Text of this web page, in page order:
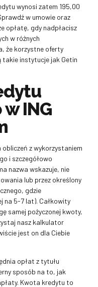
wynosi zatem 195,00
w umowie oraz
opłatę, gdy nadpłacisz
w różnych
że korzystne oferty
instytucje jak Getin
ING
z wykorzystaniem
i szczegółowo
nazwa wskazuje, nie
lub przez określony
gdzie
na 5-7 lat). Całkowity
samej pożyczonej kwoty,
nasz kalkulator
jest on dla Ciebie
opłat z tytułu
sposób na to, jak
Kwota kredytu to